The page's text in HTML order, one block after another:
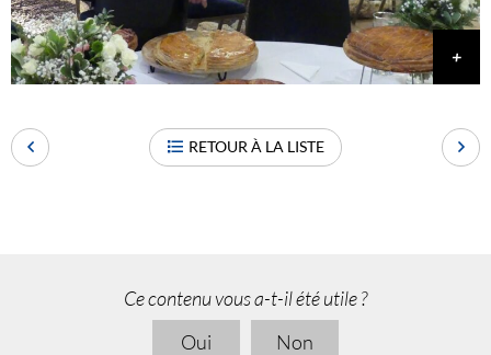
RETOUR À LA LISTE
Ce contenu vous a-t-il été utile ?
Oui
Non